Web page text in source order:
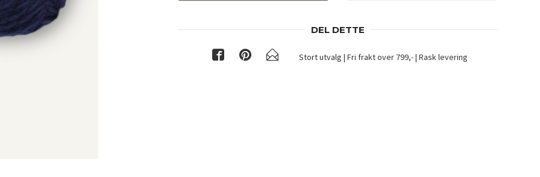
DEL DETTE
Stort utvalg | Fri frakt over 799,- | Rask levering